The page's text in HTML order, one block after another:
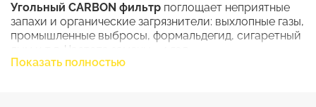
Угольный CARBON фильтр поглощает неприятные
запахи и органические загрязнители: выхлопные газы,
промышленные выбросы, формальдегид, сигаретный
дым и т.д. Частота замены − 1 год.
Показать полностью